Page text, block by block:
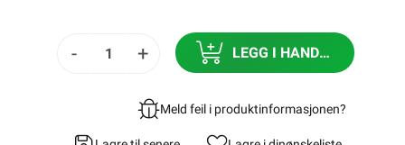
- + LEGG I HANDLEKURV
Meld feil i produktinformasjonen?